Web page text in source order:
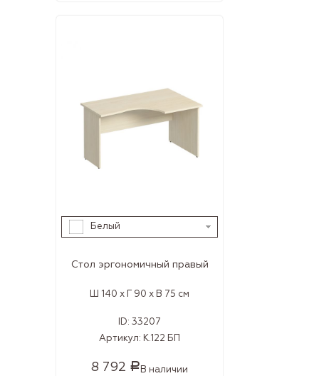
Белый
Стол эргономичный правый
Ш 140 x Г 90 x В 75 см
ID: 33207
Артикул: К.122 БП
8 792 Р В наличии